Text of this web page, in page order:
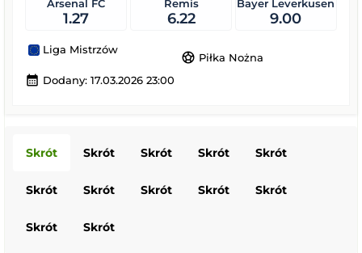
Arsenal FC
1.27
Remis
6.22
Bayer Leverkusen
9.00
Liga Mistrzów
sports_soccer Piłka Nożna
calendar_month Dodany: 17.03.2026 23:00
Skrót Skrót Skrót Skrót Skrót
Skrót Skrót Skrót Skrót Skrót
Skrót Skrót